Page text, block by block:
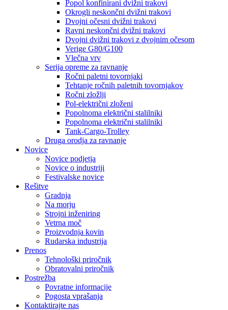
Popol konfinirani dvižni trakovi
Okrogli neskončni dvižni trakovi
Dvojni očesni dvižni trakovi
Ravni neskončni dvižni trakovi
Dvojni dvižni trakovi z dvojnim očesom
Verige G80/G100
Vlečna vrv
Serija opreme za ravnanje
Ročni paletni tovornjaki
Tehtanje ročnih paletnih tovornjakov
Ročni zložlji
Pol-električni zloženi
Popolnoma električni stalilniki
Popolnoma električni stalilniki
Tank-Cargo-Trolley
Druga orodja za ravnanje
Novice
Novice podjetja
Novice o industriji
Festivalske novice
Rešitve
Gradnja
Na morju
Strojni inženiring
Vetrna moč
Proizvodnja kovin
Rudarska industrija
Prenos
Tehnološki priročnik
Obratovalni priročnik
Postrežba
Povratne informacije
Pogosta vprašanja
Kontaktirajte nas